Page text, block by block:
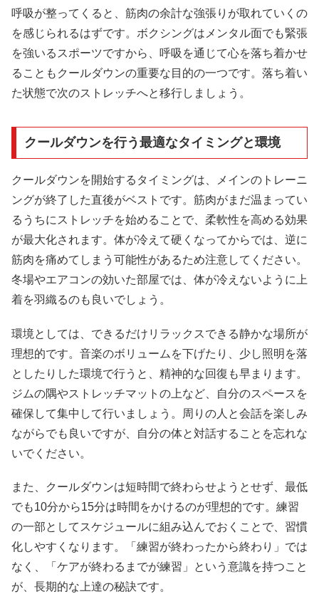
呼吸が整ってくると、筋肉の余計な強張りが取れていくの
を感じられるはずです。ボクシングはメンタル面でも緊張
を強いるスポーツですから、呼吸を通じて心を落ち着かせ
ることもクールダウンの重要な目的の一つです。落ち着い
た状態で次のストレッチへと移行しましょう。
クールダウンを行う最適なタイミングと環境
クールダウンを開始するタイミングは、メインのトレーニ
ングが終了した直後がベストです。筋肉がまだ温まってい
るうちにストレッチを始めることで、柔軟性を高める効果
が最大化されます。体が冷えて硬くなってからでは、逆に
筋肉を痛めてしまう可能性があるため注意してください。
冬場やエアコンの効いた部屋では、体が冷えないように上
着を羽織るのも良いでしょう。
環境としては、できるだけリラックスできる静かな場所が
理想的です。音楽のボリュームを下げたり、少し照明を落
としたりした環境で行うと、精神的な回復も早まります。
ジムの隅やストレッチマットの上など、自分のスペースを
確保して集中して行いましょう。周りの人と会話を楽しみ
ながらでも良いですが、自分の体と対話することを忘れな
いでください。
また、クールダウンは短時間で終わらせようとせず、最低
でも10分から15分は時間をかけるのが理想的です。練習
の一部としてスケジュールに組み込んでおくことで、習慣
化しやすくなります。「練習が終わったから終わり」では
なく、「ケアが終わるまでが練習」という意識を持つこと
が、長期的な上達の秘訣です。